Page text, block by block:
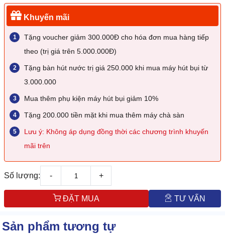
Khuyến mãi
Tặng voucher giảm 300.000Đ cho hóa đơn mua hàng tiếp
theo (trị giá trên 5.000.000Đ)
Tặng bàn hút nước trị giá 250.000 khi mua máy hút bụi từ
3.000.000
Mua thêm phụ kiện máy hút bụi giảm 10%
Tặng 200.000 tiền mặt khi mua thêm máy chà sàn
Lưu ý: Không áp dụng đồng thời các chương trình khuyến
mãi trên
Số lượng: - +
ĐẶT MUA TƯ VẤN
Sản phẩm tương tự